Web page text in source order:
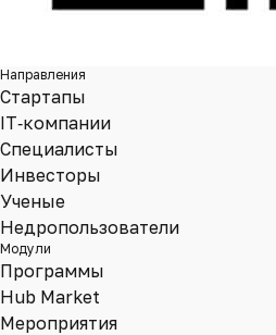
Направления
Стартапы
IT‑компании
Специалисты
Инвесторы
Ученые
Недропользователи
Модули
Программы
Hub Market
Мероприятия